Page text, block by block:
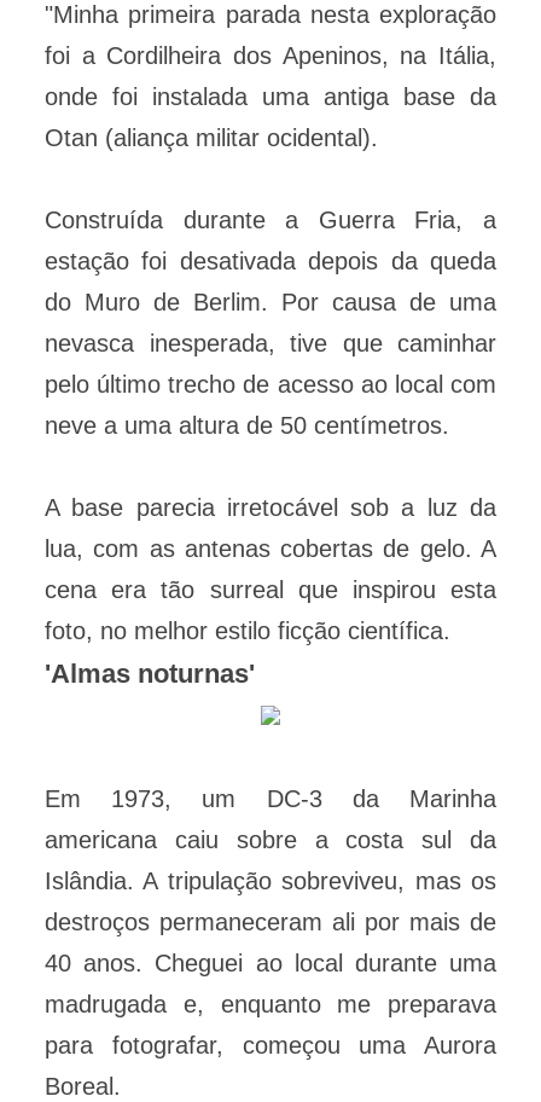
"Minha primeira parada nesta exploração
foi a Cordilheira dos Apeninos, na Itália,
onde foi instalada uma antiga base da
Otan (aliança militar ocidental).
Construída durante a Guerra Fria, a
estação foi desativada depois da queda
do Muro de Berlim. Por causa de uma
nevasca inesperada, tive que caminhar
pelo último trecho de acesso ao local com
neve a uma altura de 50 centímetros.
A base parecia irretocável sob a luz da
lua, com as antenas cobertas de gelo. A
cena era tão surreal que inspirou esta
foto, no melhor estilo ficção científica.
'Almas noturnas'
Em 1973, um DC-3 da Marinha
americana caiu sobre a costa sul da
Islândia. A tripulação sobreviveu, mas os
destroços permaneceram ali por mais de
40 anos. Cheguei ao local durante uma
madrugada e, enquanto me preparava
para fotografar, começou uma Aurora
Boreal.